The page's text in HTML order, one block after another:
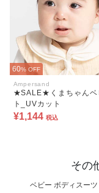
60% OFF
Ampersand
★SALE★くまちゃんベ
ト_UVカット
¥1,144 税込
その
ベビー ボディスーツ